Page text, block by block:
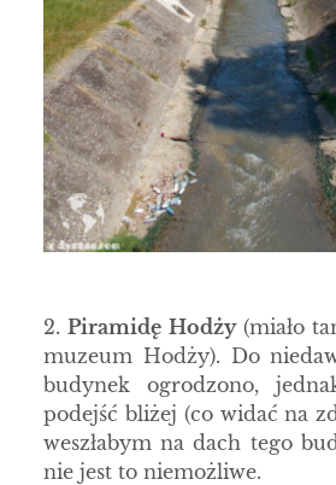
2.Piramidę Hodży(miało
muzeum Hodży). Do
budynek ogrodzono,
podejść bliżej (co widać na
weszłabym na dach tego
nie jest to niemożliwe.